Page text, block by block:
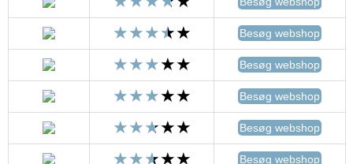
Besøg webshop
Besøg webshop
Besøg webshop
Besøg webshop
Besøg webshop